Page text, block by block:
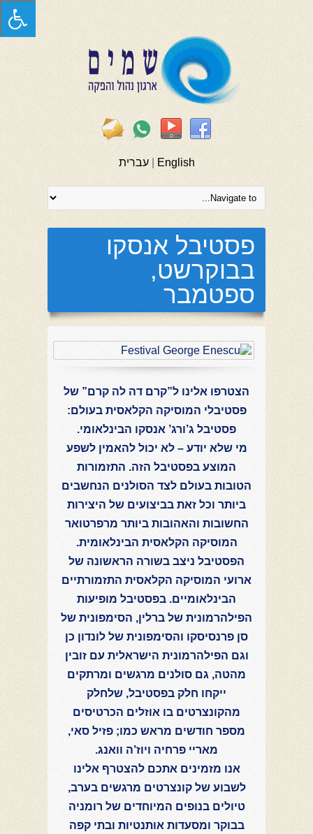
English
|עברית
פסטיבל אנסקו
בבוקרשט,
ספטמבר
הצטרפו אלינו ל”קרם דה לה קרם” של
פסטיבלי המוסיקה הקלאסית בעולם:
פסטיבל ג’ורג’ אנסקו הבינלאומי.
מי שלא יודע – לא יכול להאמין לשפע
המוצע בפסטיבל הזה. התזמורות
הטובות בעולם לצד הסולנים הנחשבים
ביותר וכל זאת בביצועים של היצירות
החשובות והאהובות ביותר מרפרטואר
המוסיקה הקלאסית הבינלאומית.
הפסטיבל ניצב בשורה הראשונה של
ארועי המוסיקה הקלאסית התזמורתיים
הבינלאומיים. בפסטיבל מופיעות
הפילהרמונית של ברלין, הסימפונית של
סן פרנסיסקו והסימפונית של לונדון כן
וגם הפילהרמונית הישראלית עם זובין
מהטה, גם סולנים מרגשים ומרתקים
ייקחו חלק בפסטיבל, שלחלק
מהקונצרטים בו אוזלים הכרטיסים
מספר חודשים מראש כמו; פזיל סאי,
מאריי פרחיה ויוז’ה וואנג.
אנו מזמינים אתכם להצטרף אלינו
לשבוע של קונצרטים מרגשים בערב,
טיולים בנופים המיוחדים של רומניה
בבוקר ומסעדות אותנטיות ובתי קפה